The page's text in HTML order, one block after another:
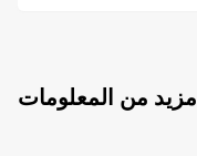
مزيد من المعلومات